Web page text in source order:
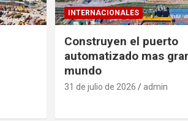
INTERNACIONALES
Construyen el puerto
automatizado mas
mundo
31 de julio de 2026 admin